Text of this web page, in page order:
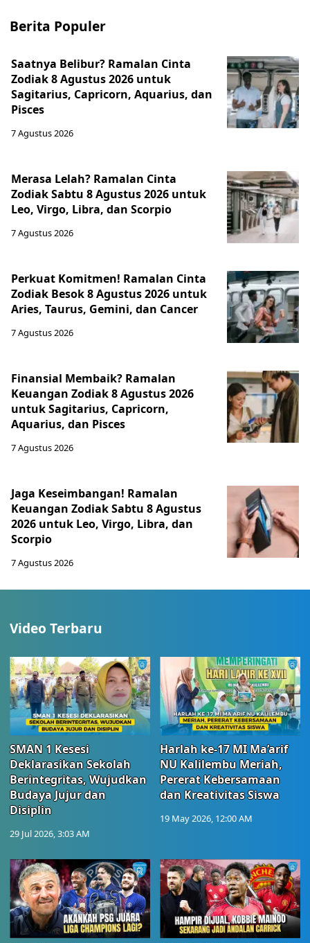
Berita Populer
Saatnya Belibur? Ramalan Cinta
Zodiak 8 Agustus 2026 untuk
Sagitarius, Capricorn, Aquarius, dan
Pisces
7 Agustus 2026
Merasa Lelah? Ramalan Cinta
Zodiak Sabtu 8 Agustus 2026 untuk
Leo, Virgo, Libra, dan Scorpio
7 Agustus 2026
Perkuat Komitmen! Ramalan Cinta
Zodiak Besok 8 Agustus 2026 untuk
Aries, Taurus, Gemini, dan Cancer
7 Agustus 2026
Finansial Membaik? Ramalan
Keuangan Zodiak 8 Agustus 2026
untuk Sagitarius, Capricorn,
Aquarius, dan Pisces
7 Agustus 2026
Jaga Keseimbangan! Ramalan
Keuangan Zodiak Sabtu 8 Agustus
2026 untuk Leo, Virgo, Libra, dan
Scorpio
7 Agustus 2026
Video Terbaru
SMAN 1 Kesesi
Deklarasikan Sekolah
Berintegritas, Wujudkan
Budaya Jujur dan
Disiplin
29 Jul 2026, 3:03 AM
Harlah ke-17 MI Ma’arif
NU Kalilembu Meriah,
Pererat Kebersamaan
dan Kreativitas Siswa
19 May 2026, 12:00 AM